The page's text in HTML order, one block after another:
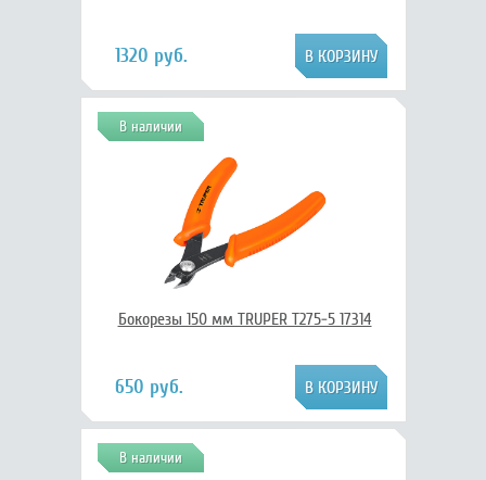
1320 руб.
В наличии
Бокорезы 150 мм TRUPER T275-5 17314
650 руб.
В наличии